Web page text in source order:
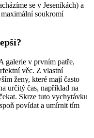
se v Jeseníkách) a
soukromí
galerie v prvním patře,
věc. Z vlastní
ženy, které mají často
určitý čas, například na
Skrze tuto vychytávku
povídat a umírnit tím